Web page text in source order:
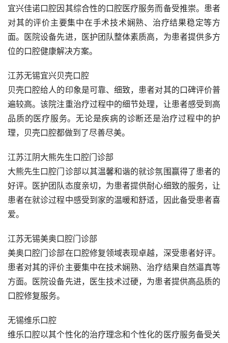
宜兴佳诺口腔因其综合性的口腔医疗服务而备受推崇。患者
对其的评价主要集中在手术技术娴熟、治疗结果稳定等方
面。医院设备先进，医护团队整体素质高，为患者提供多方
位的口腔健康解决方案。
江苏无锡宜兴贝壳口腔
贝壳口腔给人的印象是可靠、细致，患者对其的口碑评价普
遍较高。该院注重治疗过程中的细节处理，让患者感受到高
品质的医疗服务。无论是疾病的诊断还是治疗过程中的护
理，贝壳口腔都做到了尽善尽美。
江苏江阴大熊先生口腔门诊部
大熊先生口腔门诊部以其温馨和谐的就诊氛围赢得了患者的
好评。医护团队态度亲切，为患者提供耐心细致的服务，让
患者在就诊过程中感受到家的温暖和舒适，因此备受患者喜
爱。
江苏无锡美奥口腔门诊部
美奥口腔门诊部在口腔修复领域表现卓越，深受患者好评。
患者对其的评价主要集中在技术娴熟、治疗结果自然逼真等
方面。医院设备先进，医生技术过硬，为患者提供高品质的
口腔修复服务。
无锡维乐口腔
维乐口腔以其个性化的治疗理念和个性化的医疗服务备受关